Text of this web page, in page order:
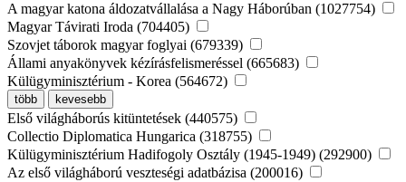
A magyar katona áldozatvállalása a Nagy Háborúban (1027754)
Magyar Távirati Iroda (704405)
Szovjet táborok magyar foglyai (679339)
Állami anyakönyvek kézírásfelismeréssel (665683)
Külügyminisztérium - Korea (564672)
több kevesebb
Első világháborús kitüntetések (440575)
Collectio Diplomatica Hungarica (318755)
Külügyminisztérium Hadifogoly Osztály (1945-1949) (292900)
Az első világháború veszteségi adatbázisa (200016)